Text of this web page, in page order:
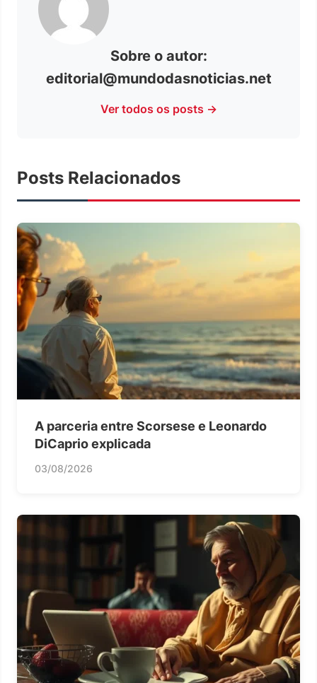
Sobre o autor:
editorial@mundodasnoticias.net
Ver todos os posts →
Posts Relacionados
A parceria entre Scorsese e Leonardo
DiCaprio explicada
03/08/2026